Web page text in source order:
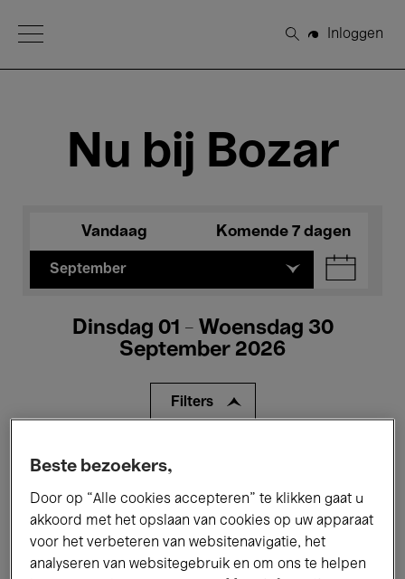
Open Menu
Zoeken
Inloggen
Nu bij Bozar
Vandaag Komende 7 dagen
September
Dinsdag 01 - Woensdag 30
September 2026
Filters
Alle evenementen
Tentoonstellingen Films
Performances Lezingen & Debatten
Beste bezoekers,
Door op “Alle cookies accepteren” te klikken gaat u
akkoord met het opslaan van cookies op uw apparaat
voor het verbeteren van websitenavigatie, het
analyseren van websitegebruik en om ons te helpen